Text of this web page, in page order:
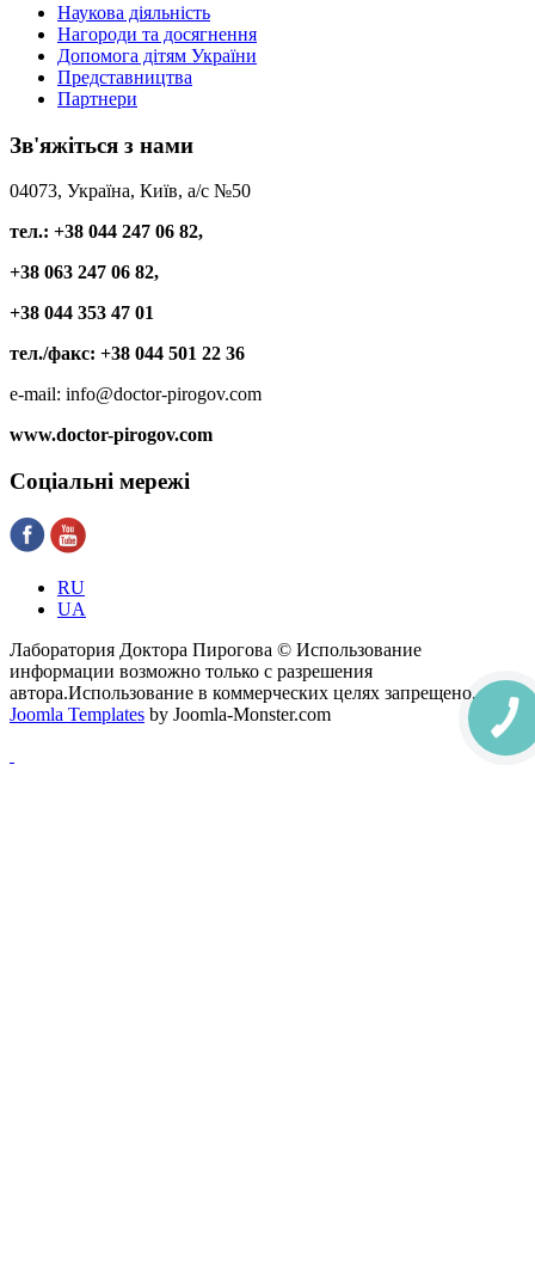
Наукова діяльність
Нагороди та досягнення
Допомога дітям України
Представництва
Партнери
Зв'яжіться з нами
04073, Україна, Київ, а/с №50
тел.: +38 044 247 06 82,
+38 063 247 06 82,
+38 044 353 47 01
тел./факс: +38 044 501 22 36
e-mail: info@doctor-pirogov.com
www.doctor-pirogov.com
Соціальні мережі
RU
UA
Лаборатория Доктора Пирогова © Использование
информации возможно только с разрешения
автора.Использование в коммерческих целях запрещено.
Joomla Templates by Joomla-Monster.com